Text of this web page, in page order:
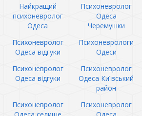
Найкращий
психоневролог
Одеса
Психоневролог
Одеса
Черемушки
Психоневролог
Одеса відгуки
Психоневрологи
Одеси
Психоневролог
Одеса відгуки
Психоневролог
Одеса Київський
район
Психоневролог
Психоневролог